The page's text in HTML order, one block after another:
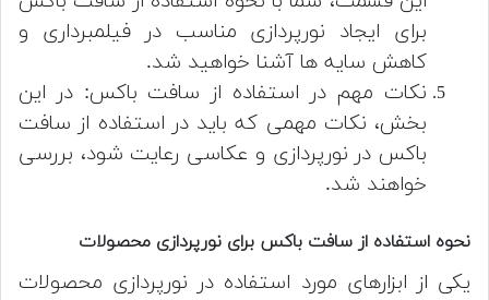
برای ایجاد نورپردازی مناسب در فیلمبرداری و
کاهش سایه ها آشنا خواهید شد.
نکات مهم در استفاده از سافت باکس: در این
بخش، نکات مهمی که باید در استفاده از سافت
باکس در نورپردازی و عکاسی رعایت شود، بررسی
خواهند شد.
نحوه استفاده از سافت باکس برای نورپردازی محصولات
یکی از ابزارهای مورد استفاده در نورپردازی محصولات